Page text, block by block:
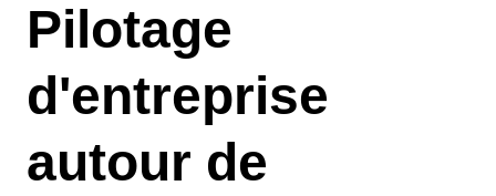
Pilotage
d'entreprise
autour de